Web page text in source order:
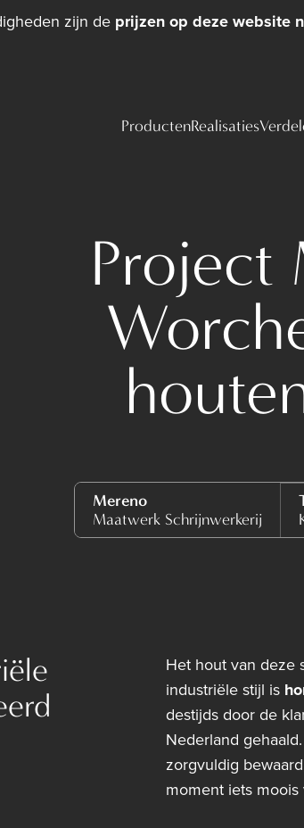
zijn de prijzen op deze website
ProductenRealisaties
Project
Mereno
Maatwerk Schrijnwerkerij
Het hout van deze
industriële stijl is
destijds door de
Nederland
zorgvuldig
moment iets